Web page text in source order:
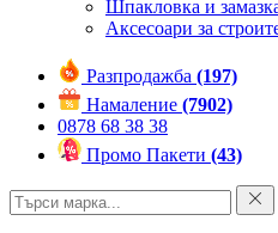
Шпакловка и
Аксесоари за
Разпродажба (197)
Намаление (7902)
0878 68 38 38
Промо Пакети (43)